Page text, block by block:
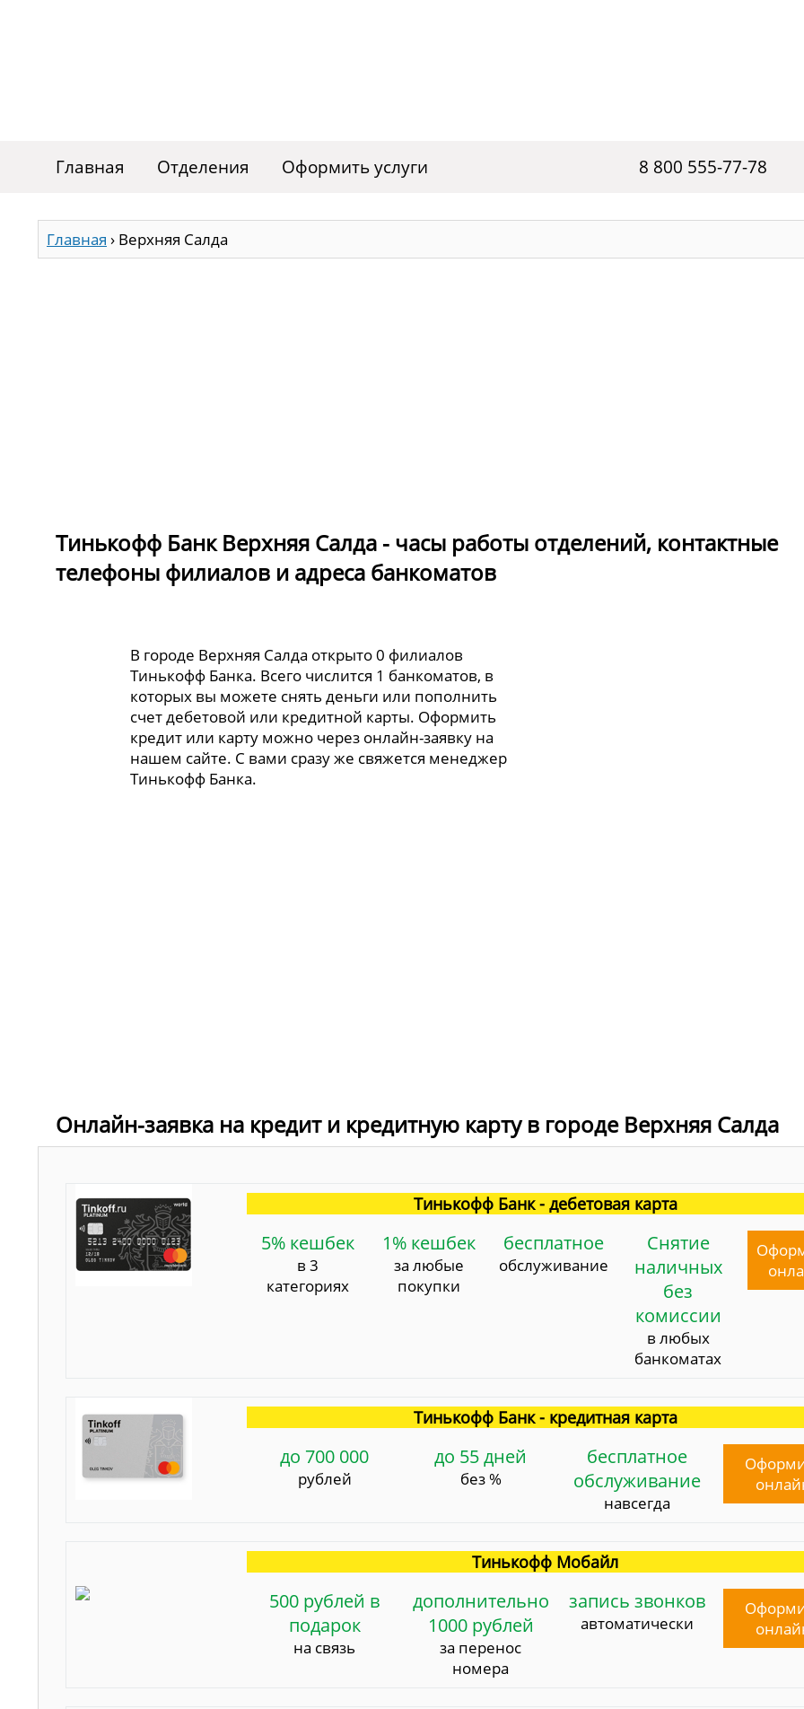
Главная Отделения Оформить услуги 8 800 555-77-78
Главная › Верхняя Салда
Тинькофф Банк Верхняя Салда - часы работы отделений, контактные
телефоны филиалов и адреса банкоматов
В городе Верхняя Салда открыто 0 филиалов
Тинькофф Банка. Всего числится 1 банкоматов, в
которых вы можете снять деньги или пополнить
счет дебетовой или кредитной карты. Оформить
кредит или карту можно через онлайн-заявку на
нашем сайте. С вами сразу же свяжется менеджер
Тинькофф Банка.
Онлайн-заявка на кредит и кредитную карту в городе Верхняя Салда
Тинькофф Банк - дебетовая карта
5% кешбек
в 3
категориях
1% кешбек
за любые
покупки
бесплатное
обслуживание
Снятие
наличных
без
комиссии
в любых
банкоматах
Тинькофф Банк - кредитная карта
до 700 000
рублей
до 55 дней
без %
бесплатное
обслуживание
навсегда
Тинькофф Мобайл
500 рублей в
подарок
на связь
дополнительно
1000 рублей
за перенос
номера
запись звонков
автоматически